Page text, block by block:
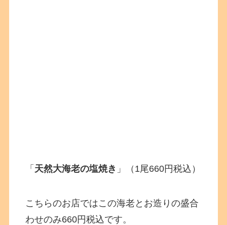
「 天然大海老の塩焼き 」（1尾660円税込）
こちらのお店ではこの海老とお造りの盛合
わせのみ660円税込です。